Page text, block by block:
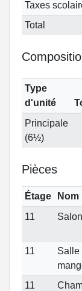
Taxes
Total
Type
d'unité
Principale
(6½)
Pièces
Étage Nom
11
Salon
11
Salle
11